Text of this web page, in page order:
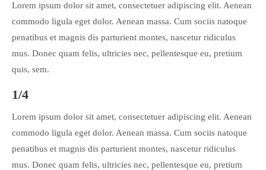
Lorem ipsum dolor sit amet, consectetuer adipiscing elit. Aenean
commodo ligula eget dolor. Aenean massa. Cum sociis natoque
penatibus et magnis dis parturient montes, nascetur ridiculus
mus. Donec quam felis, ultricies nec, pellentesque eu, pretium
quis, sem.
1/4
Lorem ipsum dolor sit amet, consectetuer adipiscing elit. Aenean
commodo ligula eget dolor. Aenean massa. Cum sociis natoque
penatibus et magnis dis parturient montes, nascetur ridiculus
mus. Donec quam felis, ultricies nec, pellentesque eu, pretium